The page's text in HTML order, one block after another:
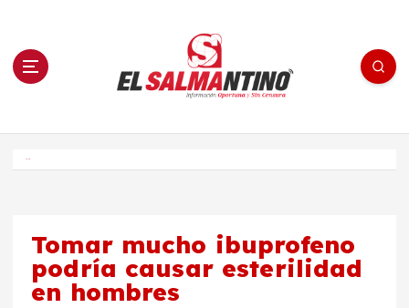
n El Salmantino - medios/noticias/editorial
Tomar mucho ibuprofeno
podría causar esterilidad
en hombres